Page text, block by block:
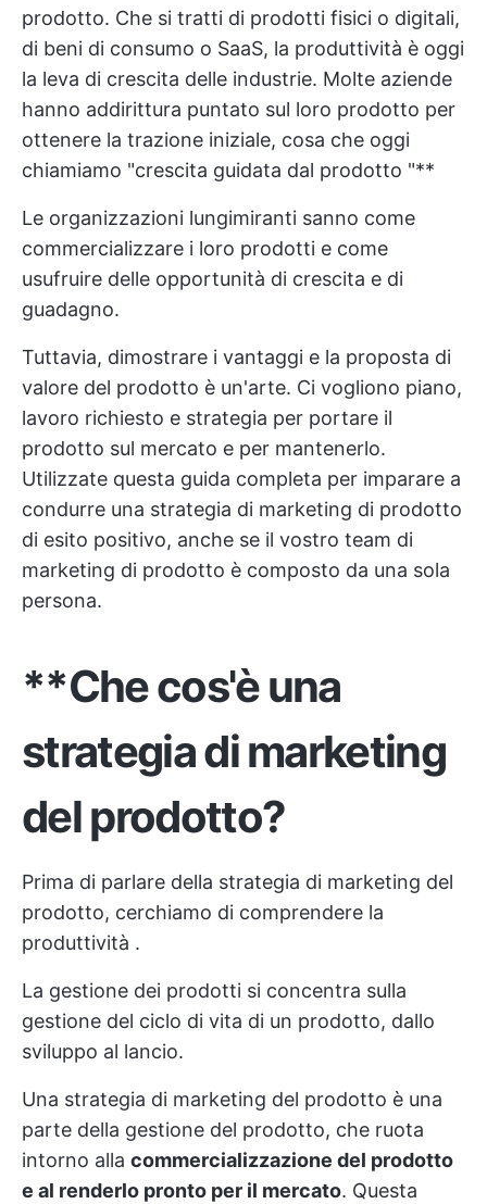
prodotto. Che si tratti di prodotti fisici o digitali,
di beni di consumo o SaaS, la produttività è oggi
la leva di crescita delle industrie. Molte aziende
hanno addirittura puntato sul loro prodotto per
ottenere la trazione iniziale, cosa che oggi
chiamiamo "crescita guidata dal prodotto "**
Le organizzazioni lungimiranti sanno come
commercializzare i loro prodotti e come
usufruire delle opportunità di crescita e di
guadagno.
Tuttavia, dimostrare i vantaggi e la proposta di
valore del prodotto è un'arte. Ci vogliono piano,
lavoro richiesto e strategia per portare il
prodotto sul mercato e per mantenerlo.
Utilizzate questa guida completa per imparare a
condurre una strategia di marketing di prodotto
di esito positivo, anche se il vostro team di
marketing di prodotto è composto da una sola
persona.
**Che cos'è una
strategia di marketing
del prodotto?
Prima di parlare della strategia di marketing del
prodotto, cerchiamo di comprendere la
produttività .
La gestione dei prodotti si concentra sulla
gestione del ciclo di vita di un prodotto, dallo
sviluppo al lancio.
Una strategia di marketing del prodotto è una
parte della gestione del prodotto, che ruota
intorno alla commercializzazione del prodotto
e al renderlo pronto per il mercato. Questa